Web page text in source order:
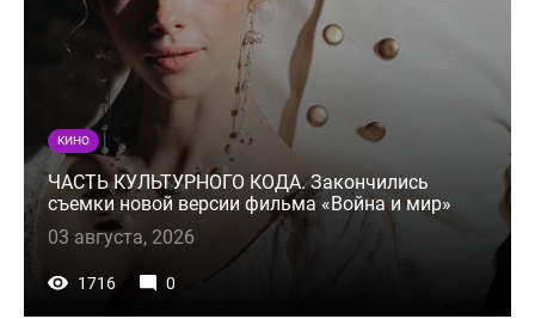
КИНО
ЧАСТЬ КУЛЬТУРНОГО КОДА. Закончились
съемки новой версии фильма «Война и мир»
03 августа, 2026
1716 0